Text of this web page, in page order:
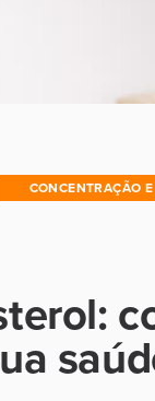
CONCENTRAÇÃO